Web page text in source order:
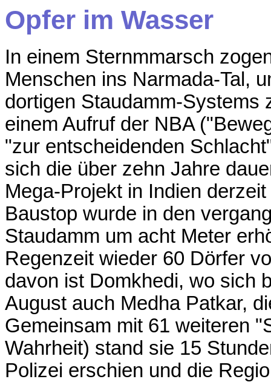
Opfer im Wasser
In einem Sternmmarsch
Menschen ins Narmada-Tal ,
dortigen Staudamm-Systems
einem Aufruf der NBA
"zur entscheidenden
sich die über zehn Jahre
Mega-Projekt in Indien
Baustop wurde in den
Staudamm um acht Meter
Regenzeit wieder 60 Dörfer
davon ist Domkhedi, wo sich
August auch Medha Patkar,
Gemeinsam mit 61 weiteren "
Wahrheit) stand sie 15
Polizei erschien und die